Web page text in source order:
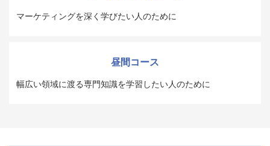
マーケティングを深く学びたい人のために
昼間コース
幅広い領域に渡る専門知識を学習したい人のために